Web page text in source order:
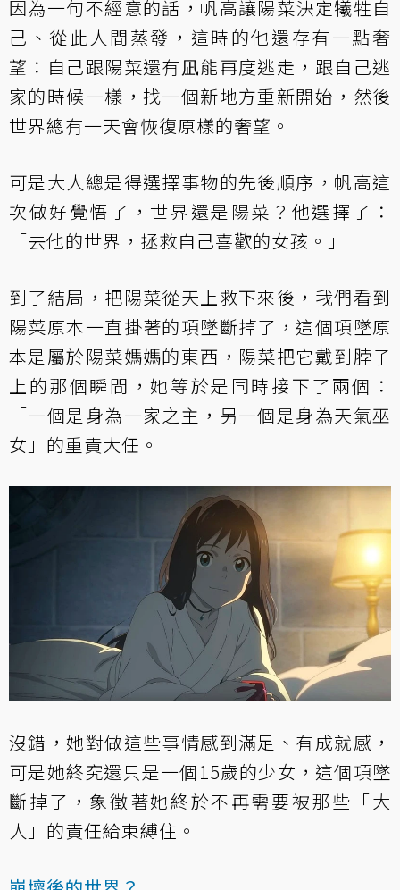
因為一句不經意的話，帆高讓陽菜決定犧牲自
己、從此人間蒸發，這時的他還存有一點奢
望：自己跟陽菜還有凪能再度逃走，跟自己逃
家的時候一樣，找一個新地方重新開始，然後
世界總有一天會恢復原樣的奢望。
可是大人總是得選擇事物的先後順序，帆高這
次做好覺悟了，世界還是陽菜？他選擇了：
「去他的世界，拯救自己喜歡的女孩。」
到了結局，把陽菜從天上救下來後，我們看到
陽菜原本一直掛著的項墜斷掉了，這個項墜原
本是屬於陽菜媽媽的東西，陽菜把它戴到脖子
上的那個瞬間，她等於是同時接下了兩個：
「一個是身為一家之主，另一個是身為天氣巫
女」的重責大任。
沒錯，她對做這些事情感到滿足、有成就感，
可是她終究還只是一個15歲的少女，這個項墜
斷掉了，象徵著她終於不再需要被那些「大
人」的責任給束縛住。